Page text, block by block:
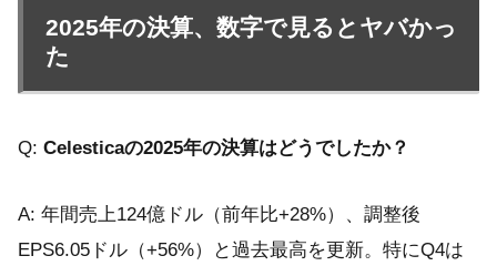
2025年の決算、数字で見るとヤバかっ
た
Q: Celesticaの2025年の決算はどうでしたか？
A: 年間売上124億ドル（前年比+28%）、調整後
EPS6.05ドル（+56%）と過去最高を更新。特にQ4は